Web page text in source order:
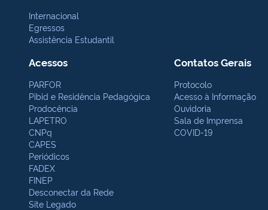
Internacional
Egressos
Assistência Estudantil
Acessos
PARFOR
Pibid e Residência Pedagógica
Prodocência
LAPETRO
CNPq
CAPES
Periódicos
FADEX
FINEP
Desconectar da Rede
Site Legado
Contatos Gerais
Protocolo
Acesso à Informação
Ouvidoria
Sala de Imprensa
COVID-19